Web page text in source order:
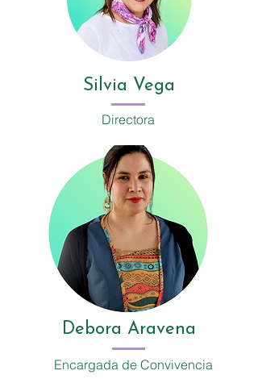
Silvia Vega
Directora
Debora Aravena
Encargada de Convivencia